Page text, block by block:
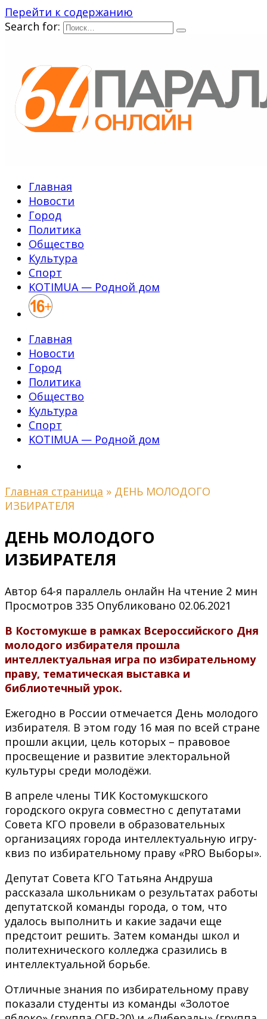
Перейти к содержанию
Search for:
Главная
Новости
Город
Политика
Общество
Культура
Спорт
KOTIMUA — Родной дом
Главная
Новости
Город
Политика
Общество
Культура
Спорт
KOTIMUA — Родной дом
Главная страница » ДЕНЬ МОЛОДОГО
ИЗБИРАТЕЛЯ
ДЕНЬ МОЛОДОГО
ИЗБИРАТЕЛЯ
Автор 64-я параллель онлайн На чтение 2 мин
Просмотров 335 Опубликовано 02.06.2021
В Костомукше в рамках Всероссийского Дня
молодого избирателя прошла
интеллектуальная игра по избирательному
праву, тематическая выставка и
библиотечный урок.
Ежегодно в России отмечается День молодого
избирателя. В этом году 16 мая по всей стране
прошли акции, цель которых – правовое
просвещение и развитие электоральной
культуры среди молодёжи.
В апреле члены ТИК Костомукшского
городского округа совместно с депутатами
Совета КГО провели в образовательных
организациях города интеллектуальную игру-
квиз по избирательному праву «PRO Выборы».
Депутат Совета КГО Татьяна Андруша
рассказала школьникам о результатах работы
депутатской команды города, о том, что
удалось выполнить и какие задачи еще
предстоит решить. Затем команды школ и
политехнического колледжа сразились в
интеллектуальной борьбе.
Отличные знания по избирательному праву
показали студенты из команды «Золотое